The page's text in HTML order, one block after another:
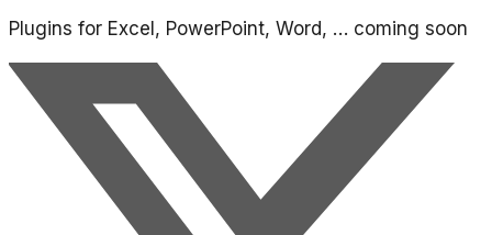
Plugins for Excel, PowerPoint, Word, … coming soon